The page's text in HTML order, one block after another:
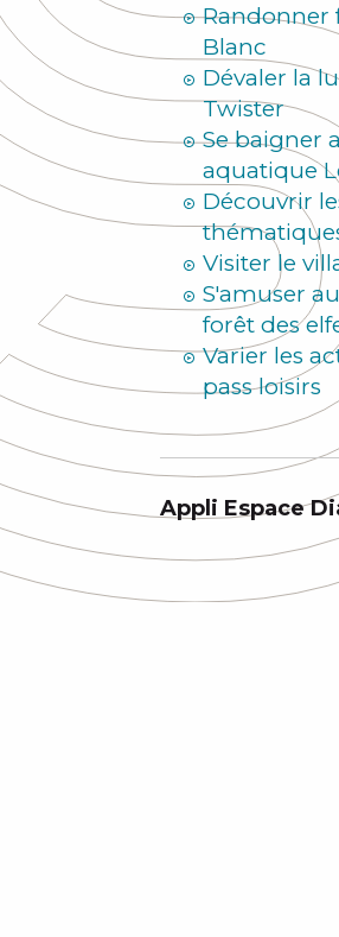
Randonner
Blanc
Dévaler la
Twister
Se baigner
aquatique
Découvrir
Visiter le
S'amuser
forêt des
Varier les
pass loisirs
Appli Espace